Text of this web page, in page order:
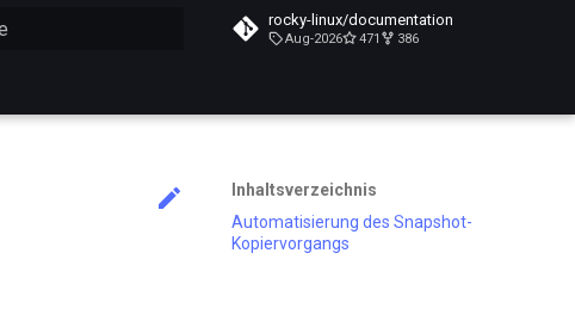
rocky-linux/documentation
Aug-2026 471 386
Inhaltsverzeichnis
Automatisierung des Snapshot-
Kopiervorgangs